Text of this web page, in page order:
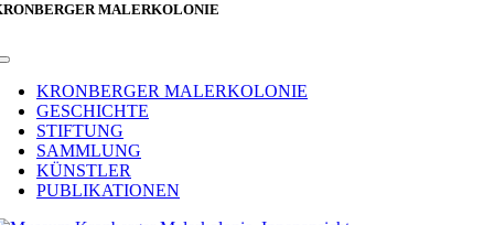
MALERKOLONIE
Toggle
NavigationKRONBERGER MALERKOLONIE
GESCHICHTE
STIFTUNG
SAMMLUNG
KÜNSTLER
PUBLIKATIONEN